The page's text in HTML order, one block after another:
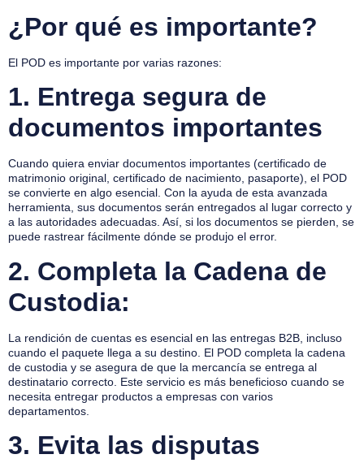
¿Por qué es importante?
El POD es importante por varias razones:
1. Entrega segura de
documentos importantes
Cuando quiera enviar documentos importantes (certificado de
matrimonio original, certificado de nacimiento, pasaporte), el POD
se convierte en algo esencial. Con la ayuda de esta avanzada
herramienta, sus documentos serán entregados al lugar correcto y
a las autoridades adecuadas. Así, si los documentos se pierden, se
puede rastrear fácilmente dónde se produjo el error.
2. Completa la Cadena de
Custodia:
La rendición de cuentas es esencial en las entregas B2B, incluso
cuando el paquete llega a su destino. El POD completa la cadena
de custodia y se asegura de que la mercancía se entrega al
destinatario correcto. Este servicio es más beneficioso cuando se
necesita entregar productos a empresas con varios
departamentos.
3. Evita las disputas